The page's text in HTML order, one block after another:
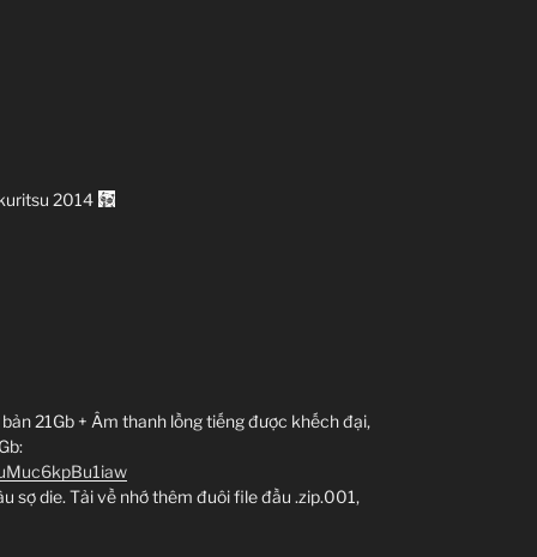
2014
21Gb + Âm thanh lồng tiếng được khếch đại,
sợ die. Tải về nhớ thêm đuôi file đầu .zip.001,